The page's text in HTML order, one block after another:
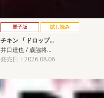
電子版 試し読み
チキン 「ドロップ…
井口達也 / 歳脇将…
発売日：2026.08.06